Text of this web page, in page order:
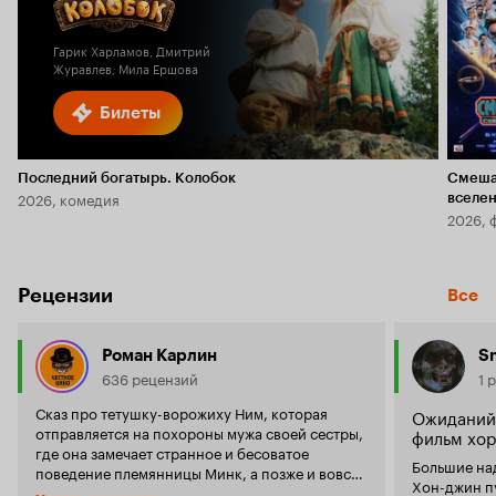
Билеты
Гарик Харламов, Дмитрий
Журавлев, Мила Ершова
Последний богатырь. Колобок
2026, комедия
5.8
2026,
Рецензии Все
Роман Карлин
636 рецензий
Сказ про тетушку-ворожиху Ним, которая
отправляется на похороны мужа своей сестры,
где она замечает странное и бесоватое
поведение племянницы Минк, а позже и вовсе
выходящее за рамки приличия, будто бы в ее
1
фильм
Большие
Хон-джин